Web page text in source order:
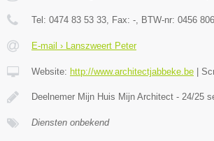
Tel: 0474 83 53 33 , Fax: - , BTW-nr: 0456
E-mail › Lanszweert Peter
Website: http://www.architectjabbeke.be
Deelnemer Mijn Huis Mijn Architect - 24/25
Diensten onbekend